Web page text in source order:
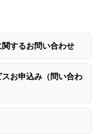
するお問い合わせ
お申込み（問い合わ